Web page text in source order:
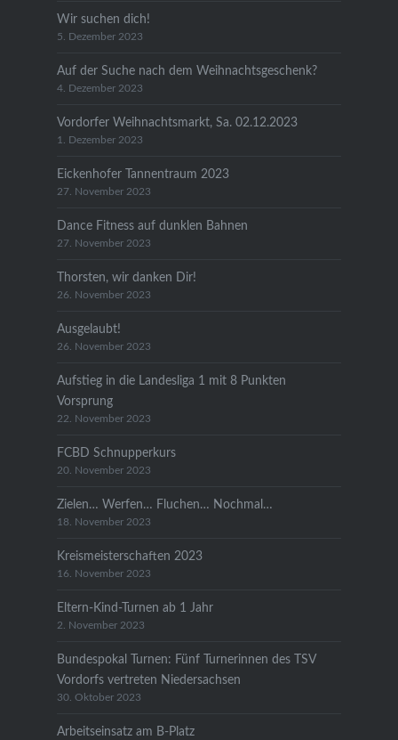
Wir suchen dich!
5. Dezember 2023
Auf der Suche nach dem Weihnachtsgeschenk?
4. Dezember 2023
Vordorfer Weihnachtsmarkt, Sa. 02.12.2023
1. Dezember 2023
Eickenhofer Tannentraum 2023
27. November 2023
Dance Fitness auf dunklen Bahnen
27. November 2023
Thorsten, wir danken Dir!
26. November 2023
Ausgelaubt!
26. November 2023
Aufstieg in die Landesliga 1 mit 8 Punkten
Vorsprung
22. November 2023
FCBD Schnupperkurs
20. November 2023
Zielen… Werfen… Fluchen… Nochmal…
18. November 2023
Kreismeisterschaften 2023
16. November 2023
Eltern-Kind-Turnen ab 1 Jahr
2. November 2023
Bundespokal Turnen: Fünf Turnerinnen des TSV
Vordorfs vertreten Niedersachsen
30. Oktober 2023
Arbeitseinsatz am B-Platz